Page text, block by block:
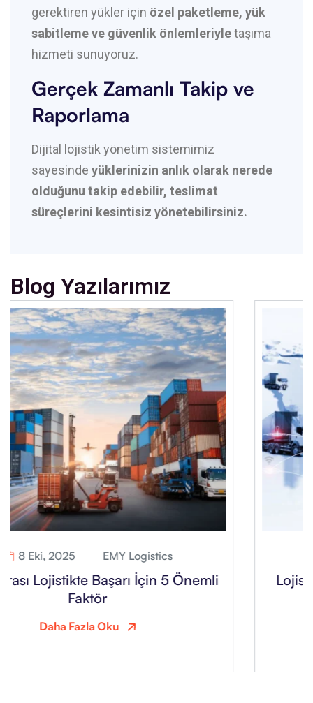
gerektiren yükler için özel paketleme, yük
sabitleme ve güvenlik önlemleriyletaşıma
hizmeti sunuyoruz.
Gerçek Zamanlı Takip ve
Raporlama
Dijital lojistik yönetim sistemimiz
sayesinde yüklerinizin anlık olarak nerede
olduğunu takip edebilir, teslimat
süreçlerini kesintisiz yönetebilirsiniz.
Blog Yazılarımız
8 Eki, 2025 EMY Logistics
Lojistikte Hız ve Güven Neden Bu Kadar
Daha Fazla Oku